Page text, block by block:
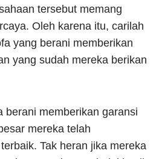
tersebut memang
Oleh karena itu, carilah
yang berani memberikan
yang sudah mereka berikan
berani memberikan garansi
mereka telah
Tak heran jika mereka